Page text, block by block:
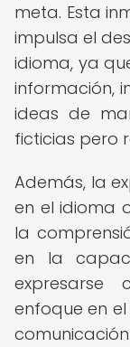
meta. Esta
impulsa el
idioma, ya
información,
ideas de
ficticias pero
Además, la
en el idioma
la
en la
expresarse
enfoque en